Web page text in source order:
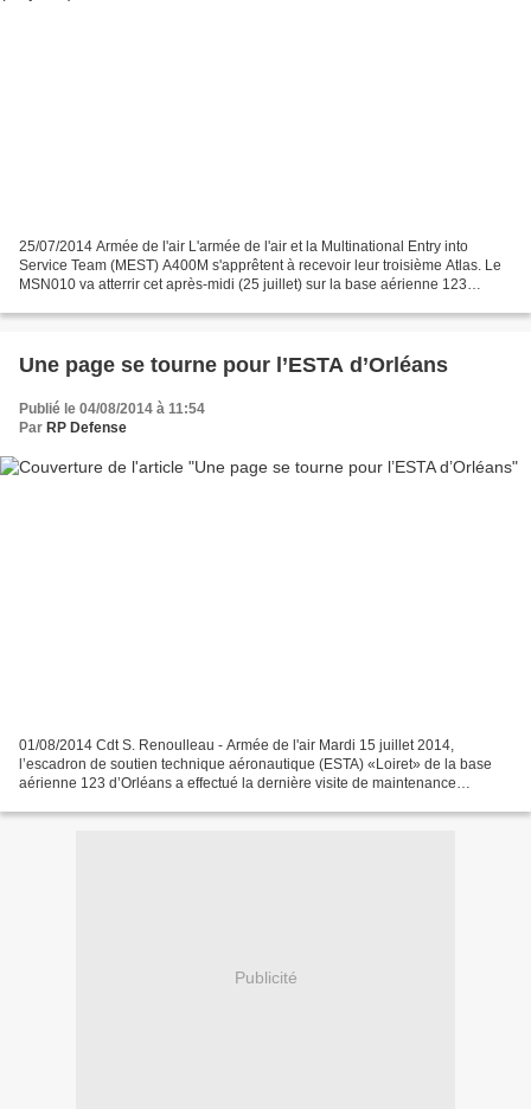
25/07/2014 Armée de l'air L'armée de l'air et la Multinational Entry into
Service Team (MEST) A400M s'apprêtent à recevoir leur troisième Atlas. Le
MSN010 va atterrir cet après-midi (25 juillet) sur la base aérienne 123
Une page se tourne pour l’ESTA d’Orléans
Publié le 04/08/2014 à 11:54
Par RP Defense
01/08/2014 Cdt S. Renoulleau - Armée de l'air Mardi 15 juillet 2014,
l’escadron de soutien technique aéronautique (ESTA) «Loiret» de la base
aérienne 123 d’Orléans a effectué la dernière visite de maintenance
Publicité